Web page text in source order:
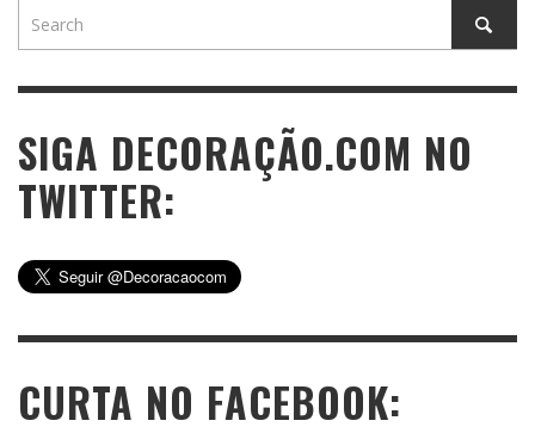
SIGA DECORAÇÃO.COM NO
TWITTER:
CURTA NO FACEBOOK: